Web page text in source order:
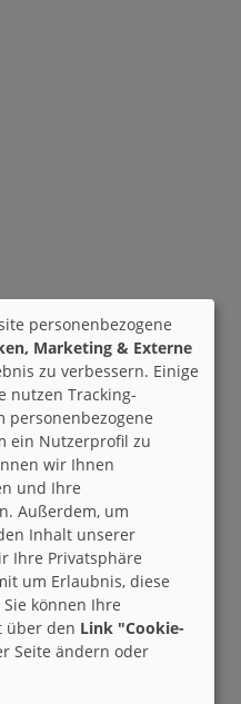
personenbezogene
Marketing & Externe
zu verbessern. Einige
nutzen Tracking-
personenbezogene
ein Nutzerprofil zu
wir Ihnen
und Ihre
Außerdem, um
Inhalt unserer
Ihre Privatsphäre
um Erlaubnis, diese
können Ihre
über den Link "Cookie-
Seite ändern oder